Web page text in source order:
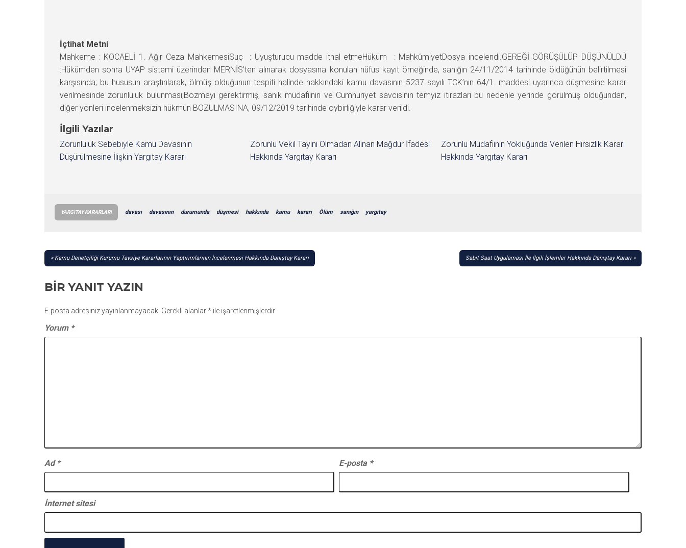
İçtihat Metni
Mahkeme : KOCAELİ 1. Ağır Ceza MahkemesiSuç : Uyuşturucu madde ithal etmeHüküm : MahkûmiyetDosya incelendi.GEREĞİ GÖRÜŞÜLÜP DÜŞÜNÜLDÜ
:Hükümden sonra UYAP sistemi üzerinden MERNİS’ten alınarak dosyasına konulan nüfus kayıt örneğinde, sanığın 24/11/2014 tarihinde öldüğünün belirtilmesi
karşısında; bu hususun araştırılarak, ölmüş olduğunun tespiti halinde hakkındaki kamu davasının 5237 sayılı TCK’nın 64/1. maddesi uyarınca düşmesine karar
verilmesinde zorunluluk bulunması,Bozmayı gerektirmiş, sanık müdafiinin ve Cumhuriyet savcısının temyiz itirazları bu nedenle yerinde görülmüş olduğundan,
diğer yönleri incelenmeksizin hükmün BOZULMASINA, 09/12/2019 tarihinde oybirliğiyle karar verildi.
İlgili Yazılar
Zorunluluk Sebebiyle Kamu Davasının
Düşürülmesine İlişkin Yargıtay Kararı
Zorunlu Vekil Tayini Olmadan Alınan Mağdur İfadesi
Hakkında Yargıtay Kararı
Zorunlu Müdafiinin Yokluğunda Verilen Hırsızlık Kararı
Hakkında Yargıtay Kararı
YARGITAY KARARLARI davası davasının durumunda düşmesi hakkında kamu kararı Ölüm sanığın yargıtay
YAZI
Kamu Denetçiliği Kurumu Tavsiye Kararlarının Yaptırımlarının İncelenmesi Hakkında Danıştay Kararı Sabit Saat Uygulaması İle İlgili İşlemler Hakkında Danıştay Kararı
BIR YANIT YAZIN
E-posta adresiniz yayınlanmayacak. Gerekli alanlar* ile işaretlenmişlerdir
Yorum *
Ad * E-posta *
İnternet sitesi